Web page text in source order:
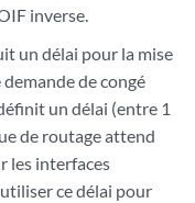
inverse.
un délai pour la mise
de congé
un délai (entre 1
de routage attend
les interfaces
ce délai pour